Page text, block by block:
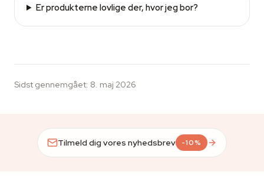
Er produkterne lovlige der, hvor jeg bor?
Sidst gennemgået: 8. maj 2026
Tilmeld dig vores nyhedsbrev -10%